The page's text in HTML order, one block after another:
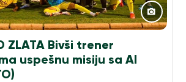
ZLATA Bivši trener
uspešnu misiju sa Al